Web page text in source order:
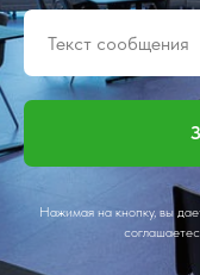
Нажимая на кнопку, вы